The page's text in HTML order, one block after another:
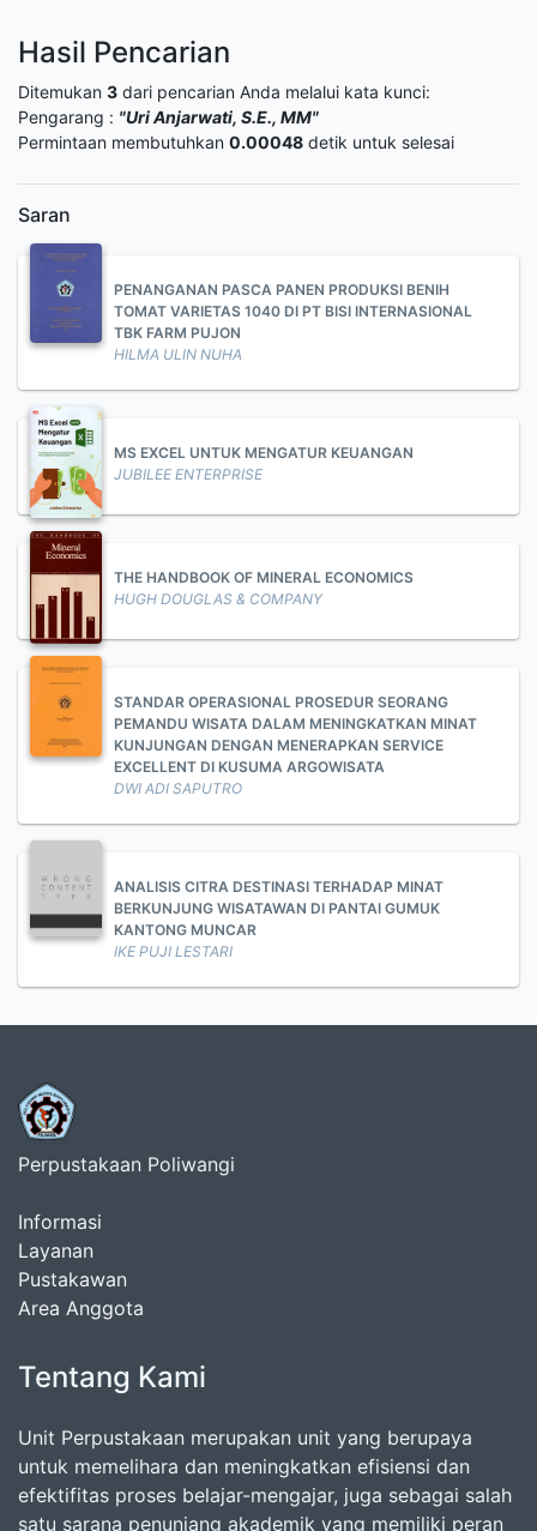
Hasil Pencarian
Ditemukan 3 dari pencarian Anda melalui kata kunci:
Pengarang : "Uri Anjarwati, S.E., MM"
Permintaan membutuhkan 0.00048 detik untuk selesai
Saran
PENANGANAN PASCA PANEN PRODUKSI BENIH
TOMAT VARIETAS 1040 DI PT BISI INTERNASIONAL
TBK FARM PUJON
HILMA ULIN NUHA
MS EXCEL UNTUK MENGATUR KEUANGAN
JUBILEE ENTERPRISE
THE HANDBOOK OF MINERAL ECONOMICS
HUGH DOUGLAS & COMPANY
STANDAR OPERASIONAL PROSEDUR SEORANG
PEMANDU WISATA DALAM MENINGKATKAN MINAT
KUNJUNGAN DENGAN MENERAPKAN SERVICE
EXCELLENT DI KUSUMA ARGOWISATA
DWI ADI SAPUTRO
ANALISIS CITRA DESTINASI TERHADAP MINAT
BERKUNJUNG WISATAWAN DI PANTAI GUMUK
KANTONG MUNCAR
IKE PUJI LESTARI
Perpustakaan Poliwangi
Informasi
Layanan
Pustakawan
Area Anggota
Tentang Kami
Unit Perpustakaan merupakan unit yang berupaya
untuk memelihara dan meningkatkan efisiensi dan
efektifitas proses belajar-mengajar, juga sebagai salah
satu sarana penunjang akademik yang memiliki peran